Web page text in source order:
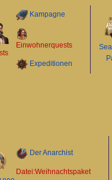
Kampagne
Einwohnerquests
Expeditionen
Der Anarchist
Datei:Weihnachtspaket